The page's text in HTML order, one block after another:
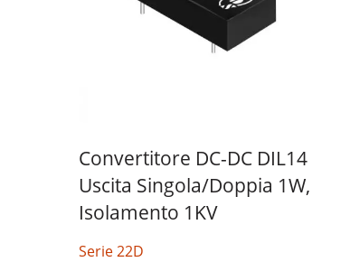
Convertitore DC-DC DIL14
Uscita Singola/Doppia 1W,
Isolamento 1KV
Serie 22D